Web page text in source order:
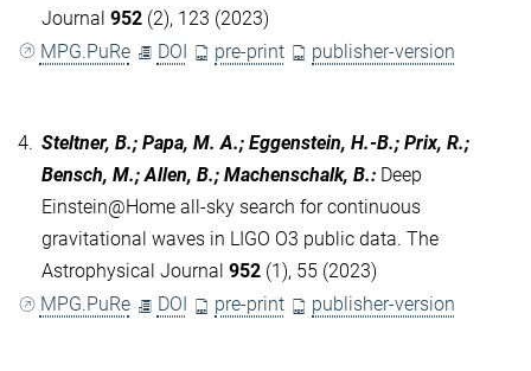
Journal 952 (2), 123 (2023)
MPG.PuRe
DOI pre-print publisher-version
4. Steltner, B.; Papa, M. A.; Eggenstein, H.-B.; Prix, R.;
Bensch, M.; Allen, B.; Machenschalk, B.: Deep
Einstein@Home all-sky search for continuous
gravitational waves in LIGO O3 public data. The
Astrophysical Journal 952 (1), 55 (2023)
MPG.PuRe
DOI pre-print publisher-version